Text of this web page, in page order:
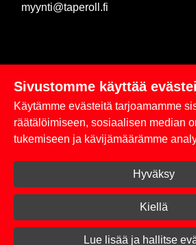
myynti@taperoll.fi
Linkit
Rekisteriseloste
Toimitus- ja
Kirjaudu sisään
© 2026 Taperoll
Sivustomme käyttää
Käytämme evästeitä tarjoamamme
räätälöimiseen, sosiaalisen median
tukemiseen ja kävijämäärämme
Hyväksy
Kiellä
Lue lisää ja hallitse